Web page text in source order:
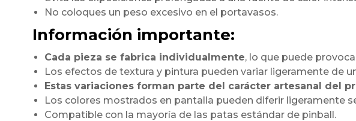
No coloques un peso excesivo en el portavasos.
Información importante:
Cada pieza se fabrica individualmente, lo que puede
Los efectos de textura y pintura pueden variar ligeramente de
Estas variaciones forman parte del carácter artesanal del
Los colores mostrados en pantalla pueden diferir ligeramente
Compatible con la mayoría de las patas estándar de pinball.